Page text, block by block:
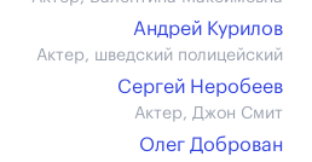
Андрей Курилов
Актер, шведский полицейский
Сергей Неробеев
Актер, Джон Смит
Олег Доброван